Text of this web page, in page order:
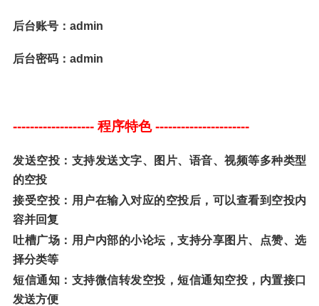
后台账号：admin
后台密码：admin
------------------- 程序特色 ----------------------
发送空投：支持发送文字、图片、语音、视频等多种类型
的空投
接受空投：用户在输入对应的空投后，可以查看到空投内
容并回复
吐槽广场：用户内部的小论坛，支持分享图片、点赞、选
择分类等
短信通知：支持微信转发空投，短信通知空投，内置接口
发送方便